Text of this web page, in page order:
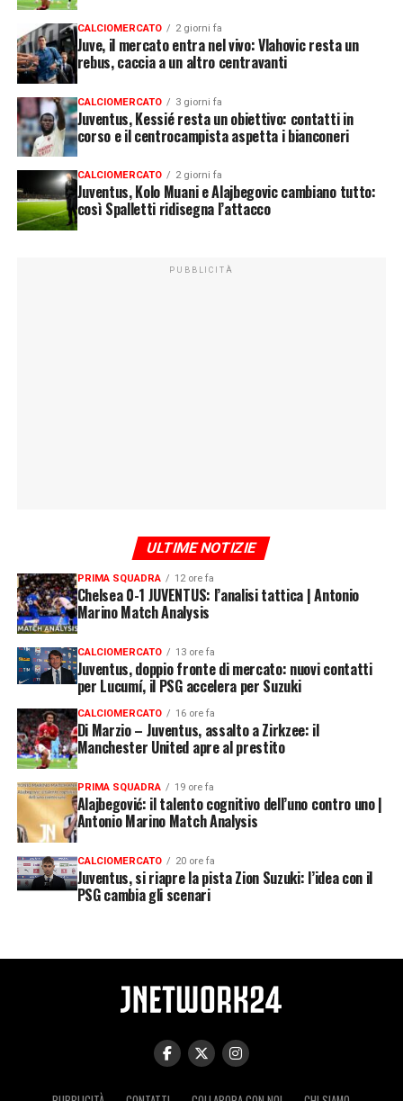
CALCIOMERCATO 2 giorni fa
Juve, il mercato entra nel vivo: Vlahovic resta un
rebus, caccia a un altro centravanti
CALCIOMERCATO 3 giorni fa
Juventus, Kessié resta un obiettivo: contatti in
corso e il centrocampista aspetta i bianconeri
CALCIOMERCATO 2 giorni fa
Juventus, Kolo Muani e Alajbegovic cambiano tutto:
così Spalletti ridisegna l’attacco
PUBBLICITÀ
ULTIME NOTIZIE
PRIMA SQUADRA 12 ore fa
Chelsea 0-1 JUVENTUS: l’analisi tattica | Antonio
Marino Match Analysis
CALCIOMERCATO 13 ore fa
Juventus, doppio fronte di mercato: nuovi contatti
per Lucumí, il PSG accelera per Suzuki
CALCIOMERCATO 16 ore fa
Di Marzio – Juventus, assalto a Zirkzee: il
Manchester United apre al prestito
PRIMA SQUADRA 19 ore fa
Alajbegović: il talento cognitivo dell’uno contro uno |
Antonio Marino Match Analysis
CALCIOMERCATO 20 ore fa
Juventus, si riapre la pista Zion Suzuki: l’idea con il
PSG cambia gli scenari